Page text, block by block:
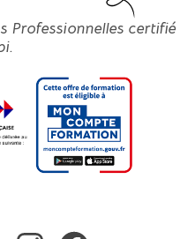
Professionnelles certifié